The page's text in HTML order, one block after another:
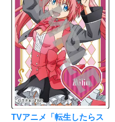
TVアニメ「転生したらス